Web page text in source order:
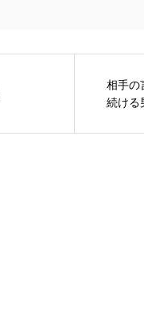
相手の
続ける